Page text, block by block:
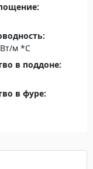
м *C
в поддоне:
в фуре: